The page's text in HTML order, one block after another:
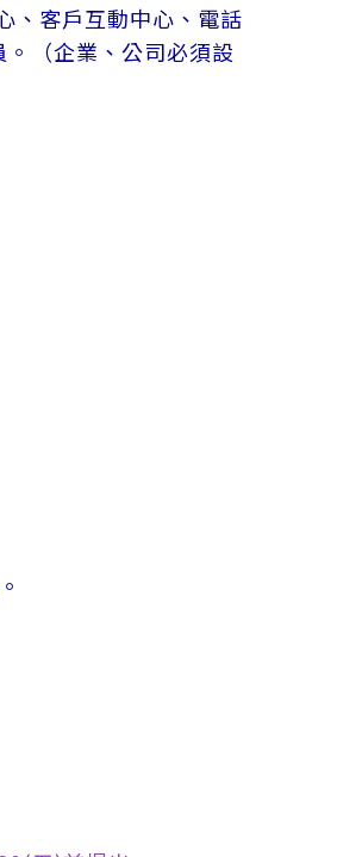
客戶互動中心、電話
（企業、公司必須設